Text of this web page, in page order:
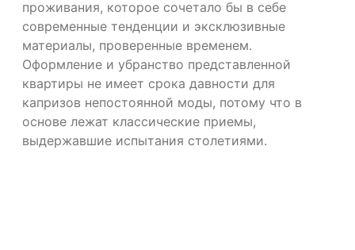
проживания, которое сочетало бы в себе
современные тенденции и эксклюзивные
материалы, проверенные временем.
Оформление и убранство представленной
квартиры не имеет срока давности для
капризов непостоянной моды, потому что в
основе лежат классические приемы,
выдержавшие испытания столетиями.